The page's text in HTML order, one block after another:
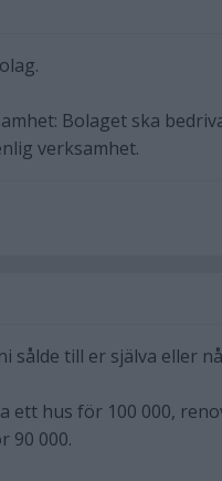
Bolaget ska
verksamhet.
sålde till er själva eller
ett hus för 100 000,
90 000.